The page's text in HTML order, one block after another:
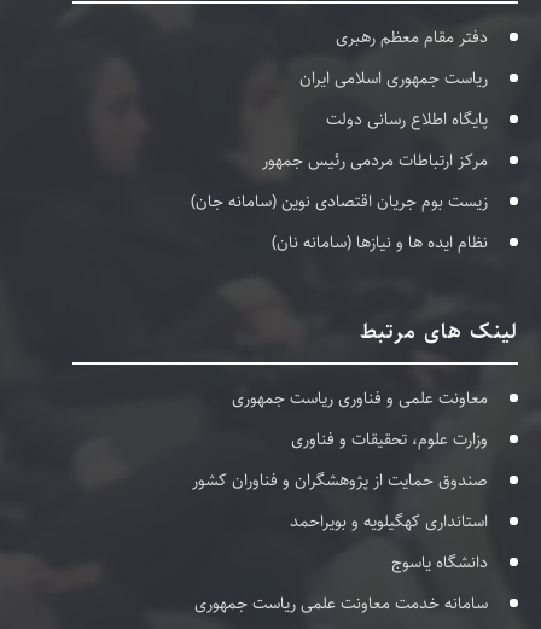
دفتر مقام معظم رهبری
ریاست جمهوری اسلامی ایران
پایگاه اطلاع رسانی دولت
مرکز ارتباطات مردمی رئیس جمهور
زیست بوم جریان اقتصادی نوین (سامانه جان)
نظام ایده ها و نیازها (سامانه نان)
لینک های مرتبط
معاونت علمی و فناوری ریاست جمهوری
وزارت علوم، تحقیقات و فناوری
صندوق حمایت از پژوهشگران و فناوران کشور
استانداری کهگیلویه و بویراحمد
دانشگاه یاسوج
سامانه خدمت معاونت علمی ریاست جمهوری